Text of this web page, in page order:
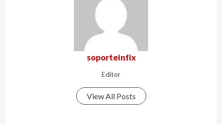
soporteinfix
Editor
View All Posts